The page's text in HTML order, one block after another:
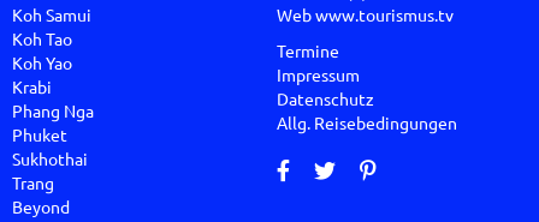
Koh Samui
Koh Tao
Koh Yao
Krabi
Phang Nga
Phuket
Sukhothai
Trang
Beyond
Webwww.tourismus.tv
Termine
Impressum
Datenschutz
Allg. Reisebedingungen